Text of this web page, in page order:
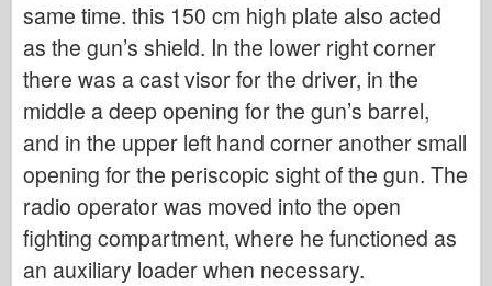
Контакт
ле журнал
Комплекты
same time. this 150 cm high plate also acted
as the gun’s shield. In the lower right corner
there was a cast visor for the driver, in the
middle a deep opening for the gun’s barrel,
and in the upper left hand corner another small
opening for the periscopic sight of the gun. The
radio operator was moved into the open
fighting compartment, where he functioned as
an auxiliary loader when necessary.